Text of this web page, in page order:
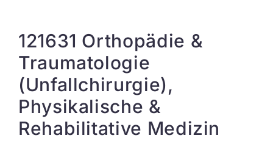
121631 Orthopädie &
Traumatologie
(Unfallchirurgie),
Physikalische &
Rehabilitative Medizin